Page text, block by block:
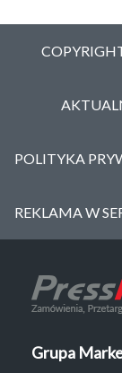
POLITYKA
REKLAMA W
Grupa